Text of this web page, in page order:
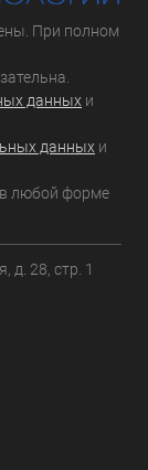
При полном
данных и
данных и
в любой форме
д. 28, стр. 1